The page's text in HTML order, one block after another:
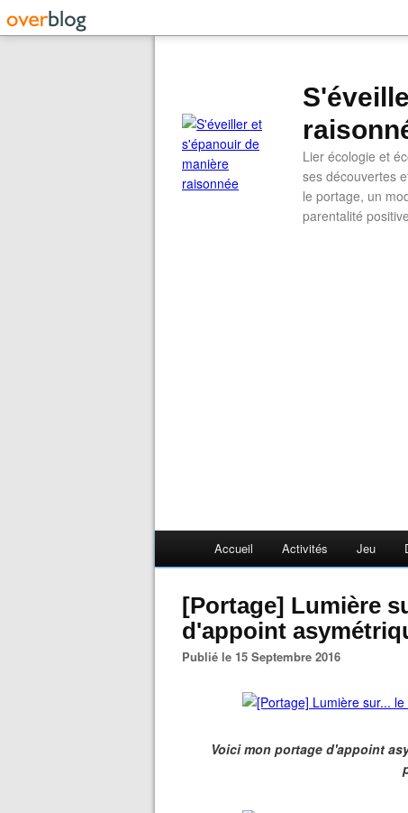
Lier écologie et
ses découvertes
le portage, un
parentalité
Accueil Activités Jeu
[Portage] Lumière sur... le SUPPORi, un portage
d'appoint
Publié le 15 Septembre 2016
Voici mon portage d'appoint